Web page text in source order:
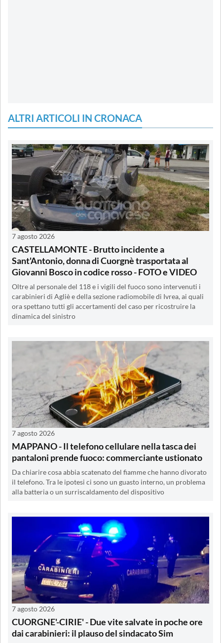
ALTRI ARTICOLI IN CRONACA
7 agosto 2026
CASTELLAMONTE - Brutto incidente a
Sant'Antonio, donna di Cuorgnè trasportata al
Giovanni Bosco in codice rosso - FOTO e VIDEO
Oltre al personale del 118 e i vigili del fuoco sono intervenuti i
carabinieri di Agliè e della sezione radiomobile di Ivrea, ai quali
ora spettano tutti gli accertamenti del caso per ricostruire la
dinamica del sinistro
7 agosto 2026
MAPPANO - Il telefono cellulare nella tasca dei
pantaloni prende fuoco: commerciante ustionato
Da chiarire cosa abbia scatenato del fiamme che hanno divorato
il telefono. Tra le ipotesi ci sono un guasto interno, un problema
alla batteria o un surriscaldamento del dispositivo
7 agosto 2026
CUORGNE'-CIRIE' - Due vite salvate in poche ore
dai carabinieri: il plauso del sindacato Sim